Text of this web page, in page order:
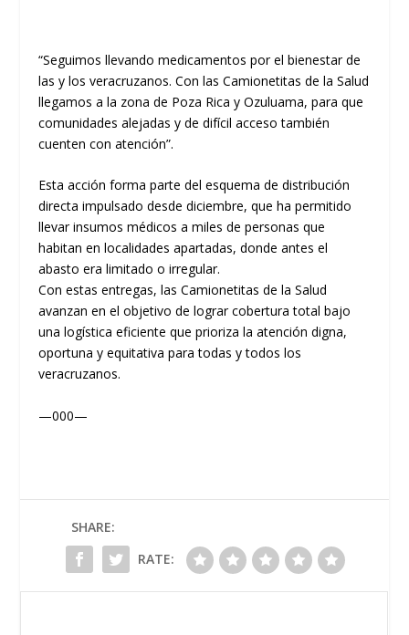
“Seguimos llevando medicamentos por el bienestar de
las y los veracruzanos. Con las Camionetitas de la Salud
llegamos a la zona de Poza Rica y Ozuluama, para que
comunidades alejadas y de difícil acceso también
cuenten con atención”.
Esta acción forma parte del esquema de distribución
directa impulsado desde diciembre, que ha permitido
llevar insumos médicos a miles de personas que
habitan en localidades apartadas, donde antes el
abasto era limitado o irregular.
Con estas entregas, las Camionetitas de la Salud
avanzan en el objetivo de lograr cobertura total bajo
una logística eficiente que prioriza la atención digna,
oportuna y equitativa para todas y todos los
veracruzanos.
—000—
SHARE:
RATE: